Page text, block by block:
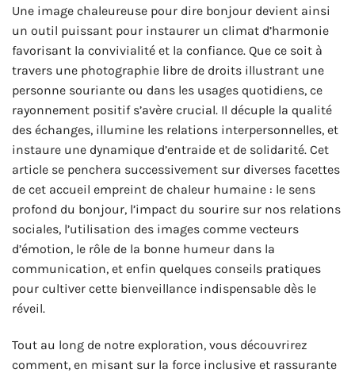
Une image chaleureuse pour dire bonjour devient ainsi
un outil puissant pour instaurer un climat d’harmonie
favorisant la convivialité et la confiance. Que ce soit à
travers une photographie libre de droits illustrant une
personne souriante ou dans les usages quotidiens, ce
rayonnement positif s’avère crucial. Il décuple la qualité
des échanges, illumine les relations interpersonnelles, et
instaure une dynamique d’entraide et de solidarité. Cet
article se penchera successivement sur diverses facettes
de cet accueil empreint de chaleur humaine : le sens
profond du bonjour, l’impact du sourire sur nos relations
sociales, l’utilisation des images comme vecteurs
d’émotion, le rôle de la bonne humeur dans la
communication, et enfin quelques conseils pratiques
pour cultiver cette bienveillance indispensable dès le
réveil.
Tout au long de notre exploration, vous découvrirez
comment, en misant sur la force inclusive et rassurante